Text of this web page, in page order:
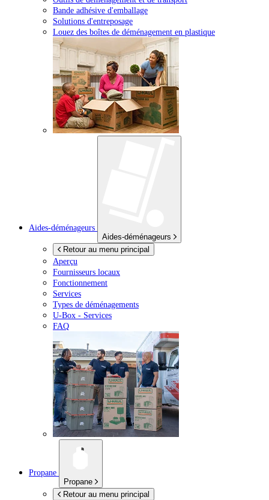
Bande adhésive d'emballage
Solutions d'entreposage
Louez des boîtes de déménagement en plastique
Aides-déménageurs
Aides-déménageurs
Retour au menu principal
Aperçu
Fournisseurs locaux
Fonctionnement
Services
Types de déménagements
U-Box - Services
FAQ
Propane
Propane
Retour au menu principal